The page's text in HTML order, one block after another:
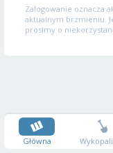
Zalogowanie oznacza
aktualnym brzmieniu.
prosimy o
Główna